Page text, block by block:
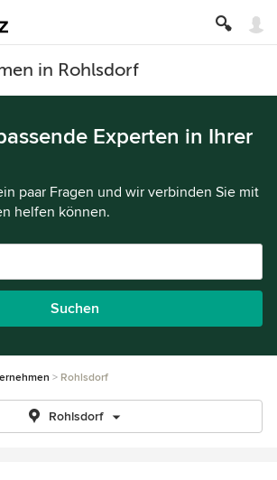
in Rohlsdorf
Experten in Ihrer
paar Fragen und wir verbinden Sie mit
helfen können.
Suchen
Rohlsdorf
Rohlsdorf